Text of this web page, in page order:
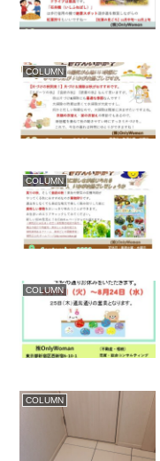
COLUMN
COLUMN
COLUMN
COLUMN